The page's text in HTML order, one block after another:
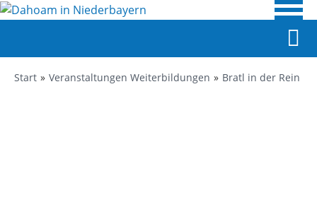
Start Veranstaltungen Weiterbildungen Bratl in der Rein